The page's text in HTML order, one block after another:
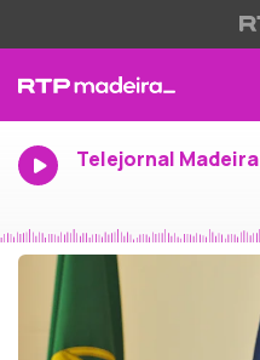
Telejornal Madeira